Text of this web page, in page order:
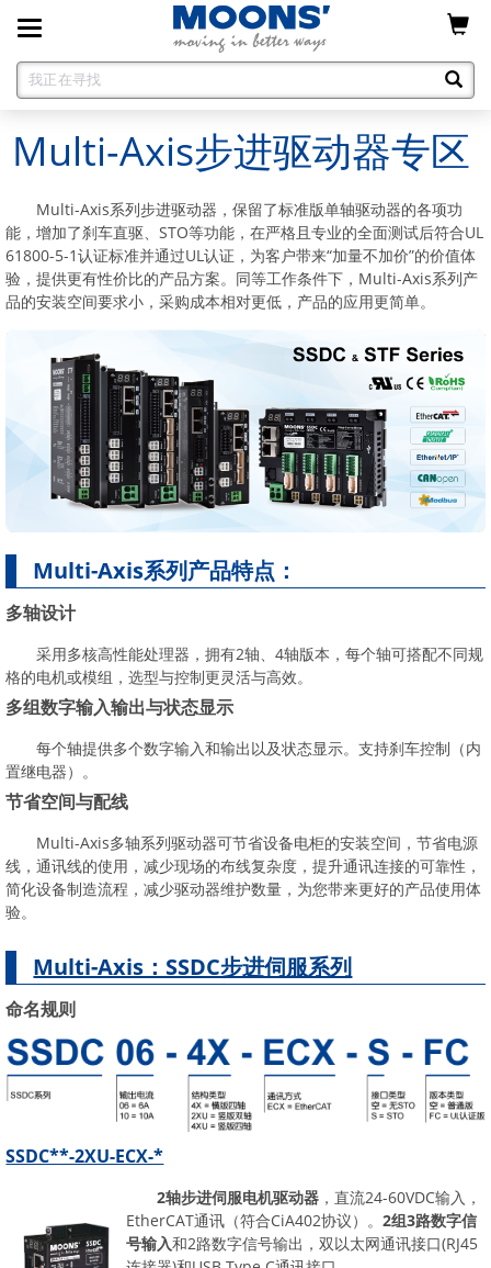
Toggle
navigation
Multi-Axis步进驱动器专区
Multi-Axis系列步进驱动器，保留了标准版单轴驱动器的各项功
能，增加了刹车直驱、STO等功能，在严格且专业的全面测试后符合UL
61800-5-1认证标准并通过UL认证，为客户带来“加量不加价”的价值体
验，提供更有性价比的产品方案。同等工作条件下，Multi-Axis系列产
品的安装空间要求小，采购成本相对更低，产品的应用更简单。
Multi-Axis系列产品特点：
多轴设计
采用多核高性能处理器，拥有2轴、4轴版本，每个轴可搭配不同规
格的电机或模组，选型与控制更灵活与高效。
多组数字输入输出与状态显示
每个轴提供多个数字输入和输出以及状态显示。支持刹车控制（内
置继电器）。
节省空间与配线
Multi-Axis多轴系列驱动器可节省设备电柜的安装空间，节省电源
线，通讯线的使用，减少现场的布线复杂度，提升通讯连接的可靠性，
简化设备制造流程，减少驱动器维护数量，为您带来更好的产品使用体
验。
Multi-Axis：SSDC步进伺服系列
命名规则
SSDC**-2XU-ECX-*
2轴步进伺服电机驱动器 ，直流24-60VDC输入，
EtherCAT通讯（符合CiA402协议）。2组3路数字信
号输入和2路数字信号输出，双以太网通讯接口(RJ45